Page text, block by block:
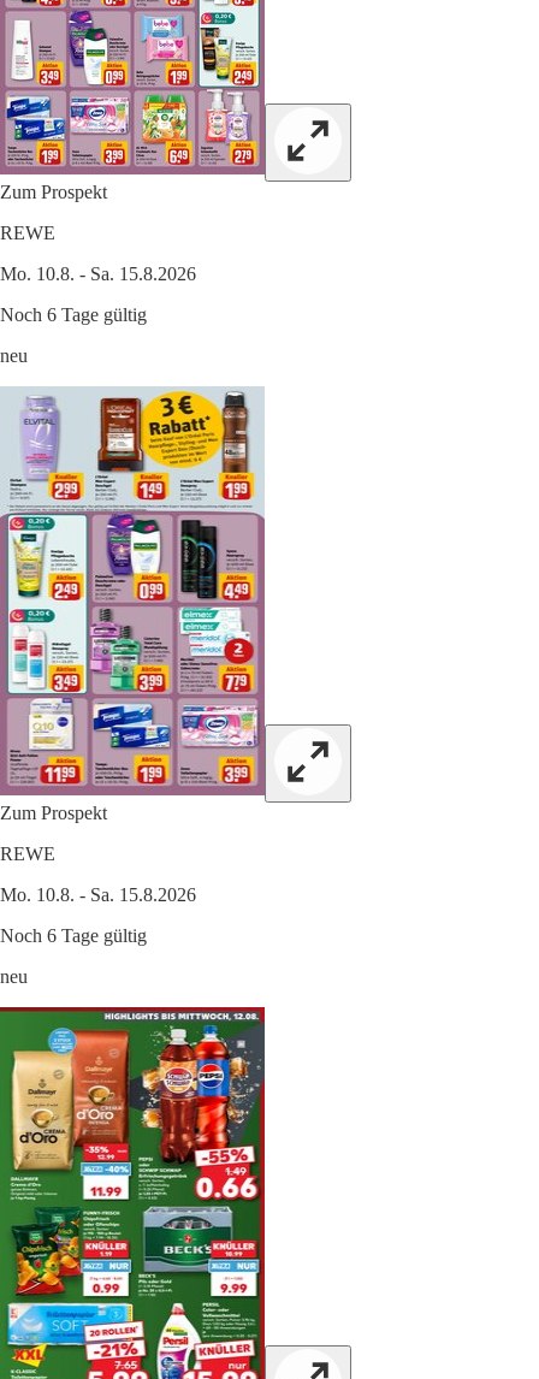
Zum Prospekt
REWE
Mo. 10.8. - Sa. 15.8.2026
Noch 6 Tage gültig
neu
Zum Prospekt
REWE
Mo. 10.8. - Sa. 15.8.2026
Noch 6 Tage gültig
neu